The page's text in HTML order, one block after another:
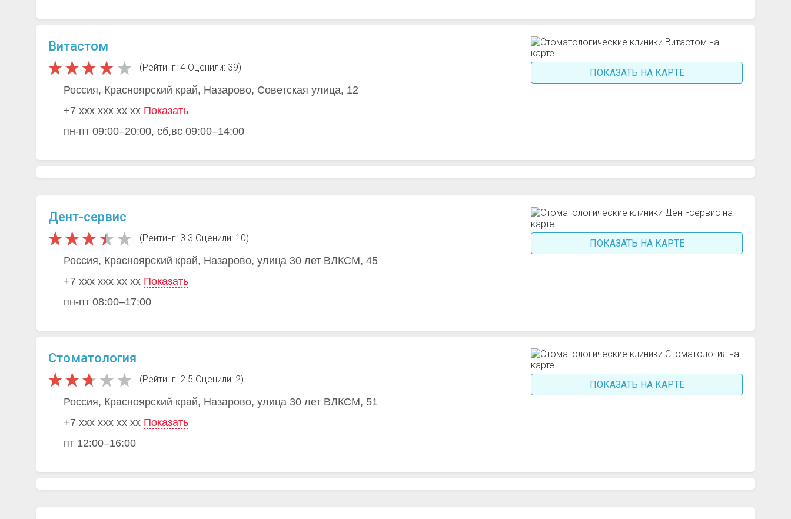
Витастом
(Рейтинг: 4 Оценили: 39)
Россия, Красноярский край, Назарово, Советская улица, 12
+7 xxx xxx xx xx Показать
пн-пт 09:00–20:00, сб,вс 09:00–14:00
ПОКАЗАТЬ НА КАРТЕ
Дент-сервис
(Рейтинг: 3.3 Оценили: 10)
Россия, Красноярский край, Назарово, улица 30 лет ВЛКСМ, 45
+7 xxx xxx xx xx Показать
пн-пт 08:00–17:00
ПОКАЗАТЬ НА КАРТЕ
Стоматология
(Рейтинг: 2.5 Оценили: 2)
Россия, Красноярский край, Назарово, улица 30 лет ВЛКСМ, 51
+7 xxx xxx xx xx Показать
пт 12:00–16:00
ПОКАЗАТЬ НА КАРТЕ